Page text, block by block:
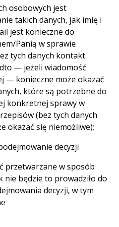
osobowych jest
takich danych, jak imię i
jest konieczne do
Panią w sprawie
tych danych kontakt
— jeżeli wiadomość
— konieczne może okazać
które są potrzebne do
konkretnej sprawy w
(bez tych danych
okazać się niemożliwe);
decyzji
przetwarzane w sposób
nie będzie to prowadziło do
decyzji, w tym